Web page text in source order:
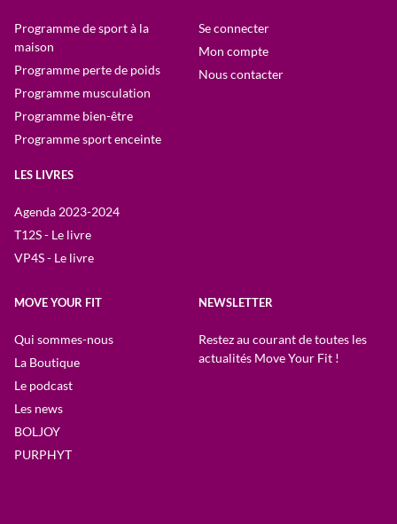
Programme de sport à la
maison
Programme perte de poids
Programme musculation
Programme bien-être
Programme sport enceinte
LES LIVRES
Agenda 2023-2024
T12S - Le livre
VP4S - Le livre
Se connecter
Mon compte
Nous contacter
MOVE YOUR FIT
Qui sommes-nous
La Boutique
Le podcast
Les news
BOLJOY
PURPHYT
NEWSLETTER
Restez au courant de toutes les
actualités Move Your Fit !